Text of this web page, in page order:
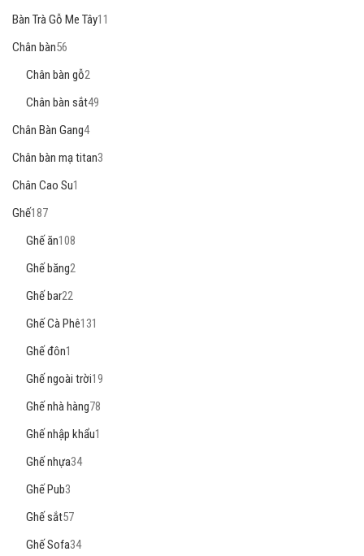
Bàn Trà Gỗ Me Tây11
Chân bàn56
Chân bàn gỗ2
Chân bàn sắt49
Chân Bàn Gang4
Chân bàn mạ titan3
Chân Cao Su1
Ghế187
Ghế ăn108
Ghế băng2
Ghế bar22
Ghế Cà Phê131
Ghế đôn1
Ghế ngoài trời19
Ghế nhà hàng78
Ghế nhập khẩu1
Ghế nhựa34
Ghế Pub3
Ghế sắt57
Ghế Sofa34